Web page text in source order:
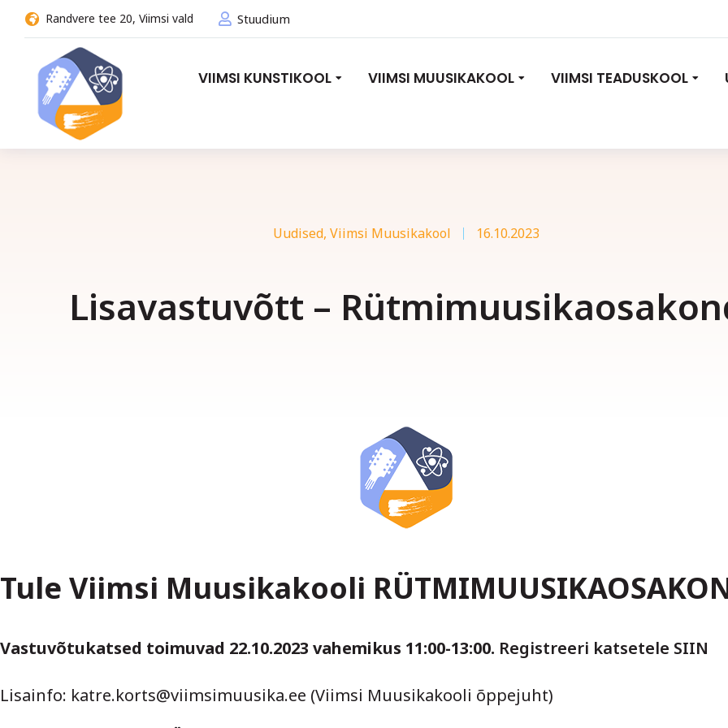
Randvere tee 20, Viimsi vald Stuudium
VIIMSI KUNSTIKOOL VIIMSI MUUSIKAKOOL VIIMSI TEADUSKOOL
Uudised, Viimsi Muusikakool 16.10.2023
Lisavastuvõtt –
Tule Viimsi Muusikakooli
Vastuvõtukatsed toimuvad 22.10.2023 vahemikus 11:00-13:00. Registreeri katsetele SIIN
Lisainfo: katre.korts@viimsimuusika.ee (Viimsi Muusikakooli õppejuht)